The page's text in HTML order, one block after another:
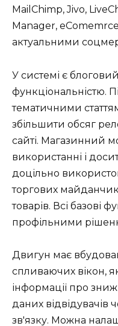
MailChimp, Jivo,
Manager,
актуальними
У системі є
функціональністю.
тематичними
збільшити обсяг
сайті. Магазинний
використанні і
доцільно
торгових
товарів. Всі базові
профільними
Двигун має
спливаючих вікон,
інформації про
даних відвідувачів
зв'язку. Можна